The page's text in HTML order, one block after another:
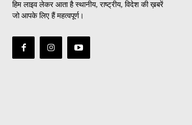
हिम लाइव लेकर आता है स्थानीय, राष्ट्रीय, विदेश की ख़बरें
जो आपके लिए हैं महत्वपूर्ण।